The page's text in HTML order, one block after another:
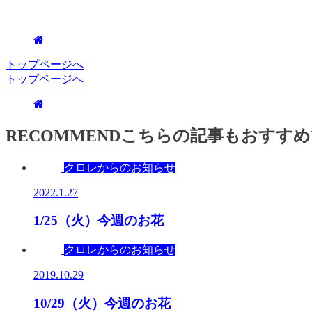
トップページへ
トップページへ
RECOMMENDこちらの記事もおすす
クロレからのお知らせ
2022.1.27
1/25（火）今週のお花
クロレからのお知らせ
2019.10.29
10/29（火）今週のお花